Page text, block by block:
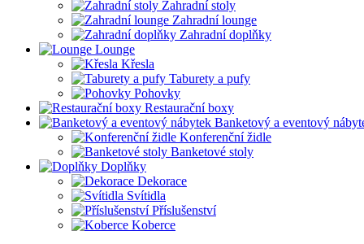
Zahradní stoly
Zahradní lounge
Zahradní doplňky
Lounge
Křesla
Taburety a pufy
Pohovky
Restaurační boxy
Banketový a eventový
Konferenční židle
Banketové stoly
Doplňky
Dekorace
Svítidla
Příslušenství
Koberce